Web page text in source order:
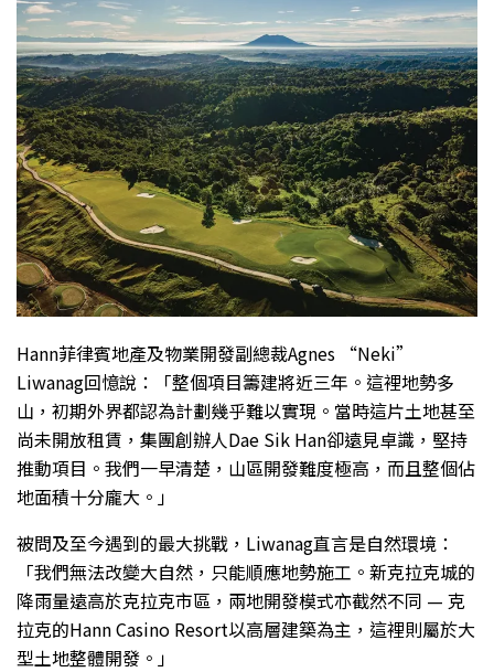
Hann菲律賓地產及物業開發副總裁Agnes “Neki”
Liwanag回憶說：「整個項目籌建將近三年。這裡地勢多
山，初期外界都認為計劃幾乎難以實現。當時這片土地甚至
尚未開放租賃，集團創辦人Dae Sik Han卻遠見卓識，堅持
推動項目。我們一早清楚，山區開發難度極高，而且整個佔
地面積十分龐大。」
被問及至今遇到的最大挑戰，Liwanag直言是自然環境：
「我們無法改變大自然，只能順應地勢施工。新克拉克城的
降雨量遠高於克拉克市區，兩地開發模式亦截然不同 — 克
拉克的Hann Casino Resort以高層建築為主，這裡則屬於大
型土地整體開發。」